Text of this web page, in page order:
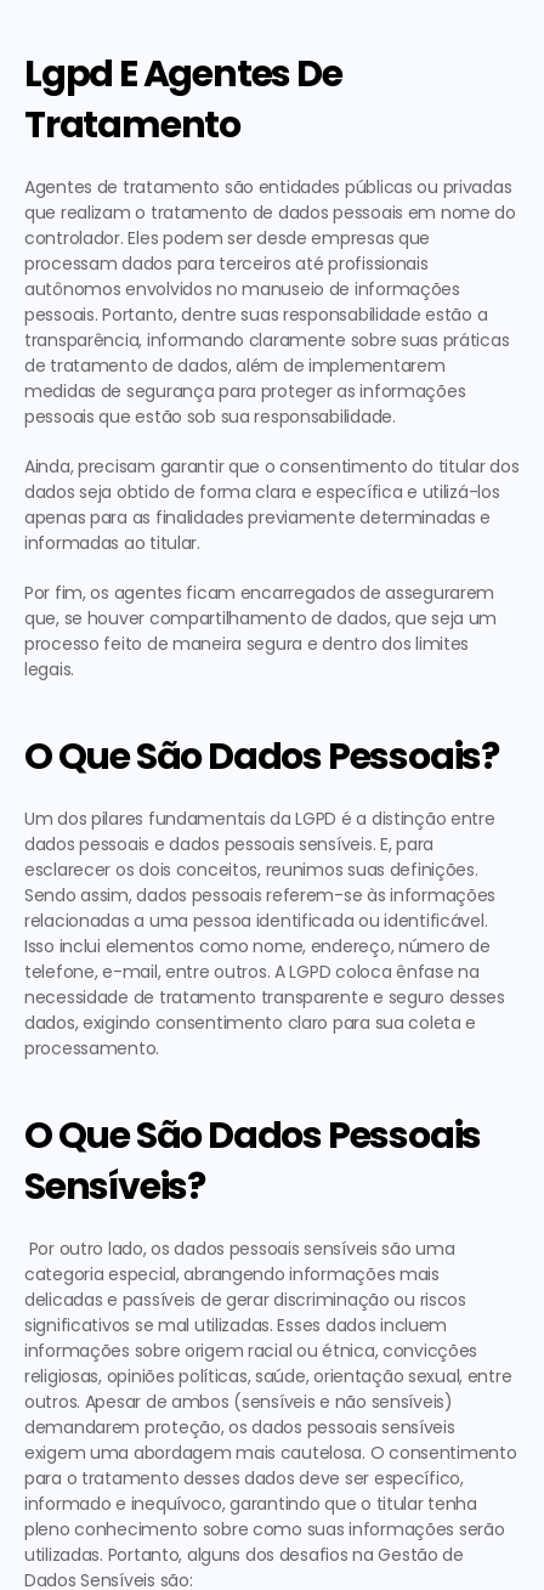
Lgpd E Agentes De
Tratamento
Agentes de tratamento são entidades públicas ou privadas
que realizam o tratamento de dados pessoais em nome do
controlador. Eles podem ser desde empresas que
processam dados para terceiros até profissionais
autônomos envolvidos no manuseio de informações
pessoais. Portanto, dentre suas responsabilidade estão a
transparência, informando claramente sobre suas práticas
de tratamento de dados, além de implementarem
medidas de segurança para proteger as informações
pessoais que estão sob sua responsabilidade.
Ainda, precisam garantir que o consentimento do titular dos
dados seja obtido de forma clara e específica e utilizá-los
apenas para as finalidades previamente determinadas e
informadas ao titular.
Por fim, os agentes ficam encarregados de assegurarem
que, se houver compartilhamento de dados, que seja um
processo feito de maneira segura e dentro dos limites
legais.
O Que São Dados Pessoais?
Um dos pilares fundamentais da LGPD é a distinção entre
dados pessoais e dados pessoais sensíveis. E, para
esclarecer os dois conceitos, reunimos suas definições.
Sendo assim, dados pessoais referem-se às informações
relacionadas a uma pessoa identificada ou identificável.
Isso inclui elementos como nome, endereço, número de
telefone, e-mail, entre outros. A LGPD coloca ênfase na
necessidade de tratamento transparente e seguro desses
dados, exigindo consentimento claro para sua coleta e
processamento.
O Que São Dados Pessoais
Sensíveis?
categoria especial, abrangendo informações mais
delicadas e passíveis de gerar discriminação ou riscos
significativos se mal utilizadas. Esses dados incluem
informações sobre origem racial ou étnica, convicções
religiosas, opiniões políticas, saúde, orientação sexual, entre
outros. Apesar de ambos (sensíveis e não sensíveis)
demandarem proteção, os dados pessoais sensíveis
exigem uma abordagem mais cautelosa. O consentimento
para o tratamento desses dados deve ser específico,
informado e inequívoco, garantindo que o titular tenha
pleno conhecimento sobre como suas informações serão
utilizadas. Portanto, alguns dos desafios na Gestão de
Dados Sensíveis são: